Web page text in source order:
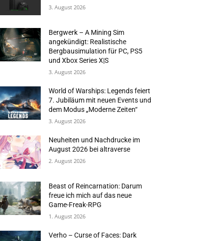
3. August 2026
Bergwerk – A Mining Sim
angekündigt: Realistische
Bergbausimulation für PC, PS5
und Xbox Series X|S
3. August 2026
World of Warships: Legends feiert
7. Jubiläum mit neuen Events und
dem Modus „Moderne Zeiten“
3. August 2026
Neuheiten und Nachdrucke im
August 2026 bei altraverse
2. August 2026
Beast of Reincarnation: Darum
freue ich mich auf das neue
Game-Freak-RPG
1. August 2026
Verho – Curse of Faces: Dark